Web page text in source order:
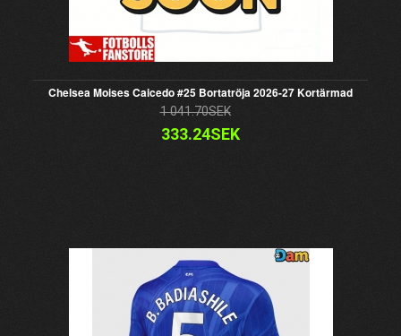
Chelsea Moises Caicedo #25 Bortatröja 2026-27 Kortärmad
1 041.70SEK
333.24SEK